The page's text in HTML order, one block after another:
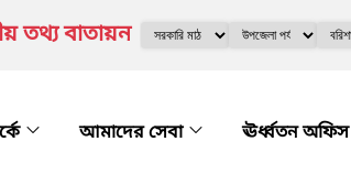
তথ্য বাতায়ন
আমাদের সেবা ঊর্ধ্বতন অফিস